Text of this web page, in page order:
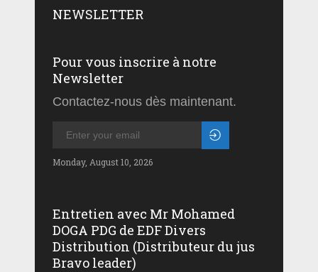
NEWSLETTER
Pour vous inscrire à notre
Newsletter
Contactez-nous dès maintenant.
Monday, August 10, 2026
Entretien avec Mr Mohamed
DOGA PDG de EDF Divers
Distribution (Distributeur du jus
Bravo leader)